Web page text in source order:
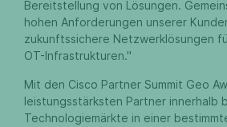
Bereitstellung von Lösungen.
hohen Anforderungen unserer
zukunftssichere Netzwerklösungen
OT-Infrastrukturen."
Mit den Cisco Partner Summit Geo
leistungsstärksten Partner innerhalb
Technologiemärkte in einer